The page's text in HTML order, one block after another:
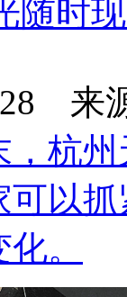
随时
来
，杭
可以
。